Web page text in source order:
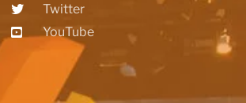
Twitter
YouTube